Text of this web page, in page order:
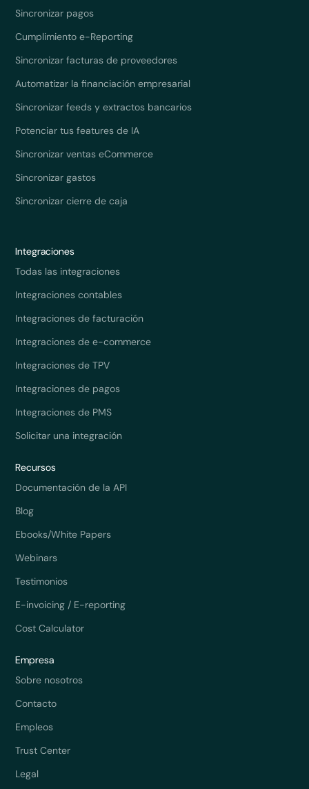
Sincronizar pagos
Cumplimiento e-Reporting
Sincronizar facturas de proveedores
Automatizar la financiación empresarial
Sincronizar feeds y extractos bancarios
Potenciar tus features de IA
Sincronizar ventas eCommerce
Sincronizar gastos
Sincronizar cierre de caja
Integraciones
Todas las integraciones
Integraciones contables
Integraciones de facturación
Integraciones de e-commerce
Integraciones de TPV
Integraciones de pagos
Integraciones de PMS
Solicitar una integración
Recursos
Documentación de la API
Blog
Ebooks/White Papers
Webinars
Testimonios
E-invoicing / E-reporting
Cost Calculator
Empresa
Sobre nosotros
Contacto
Empleos
Trust Center
Legal